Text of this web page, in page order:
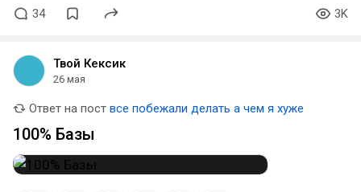
34 3K
Твой Кексик
26 мая
Ответ на пост все побежали делать а чем я хуже
100% Базы